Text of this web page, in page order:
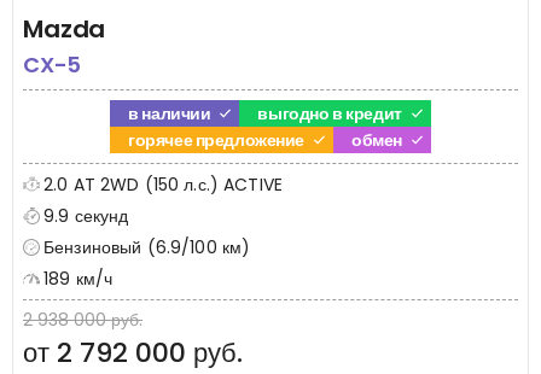
Mazda
CX-5
в наличии
выгодно в кредит
горячее предложение
обмен
2.0 AT 2WD (150 л.с.) ACTIVE
9.9 секунд
Бензиновый (6.9/100 км)
189 км/ч
2 938 000 руб.
от 2 792 000 руб.